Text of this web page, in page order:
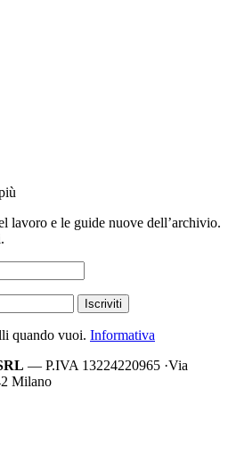
lavoro e le guide nuove dell’archivio.
Iscriviti
quando vuoi. Informativa
— P.IVA 13224220965 ·Via
Milano